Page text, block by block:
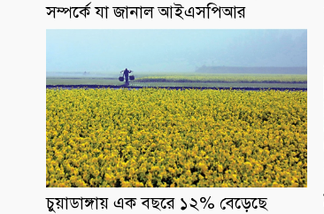
সম্পর্কে যা জানাল আইএসপিআর
চুয়াডাঙ্গায় এক বছরে ১২% বেড়েছে